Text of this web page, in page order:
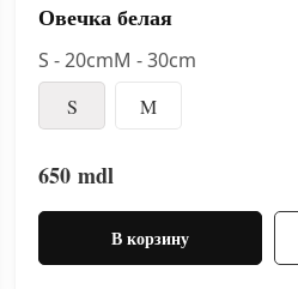
Овечка белая
S - 20cmM - 30cm
S M
650 mdl
В корзину